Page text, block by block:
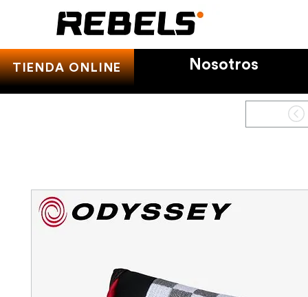
TIENDA ONLINE Nosotros